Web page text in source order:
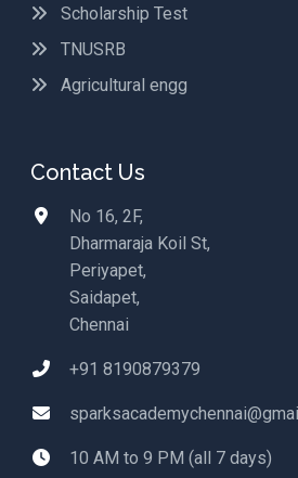
Scholarship Test
TNUSRB
Agricultural engg
Contact Us
No 16, 2F,
Dharmaraja Koil St,
Periyapet,
Saidapet,
Chennai
+91 8190879379
10 AM to 9 PM (all 7 days)